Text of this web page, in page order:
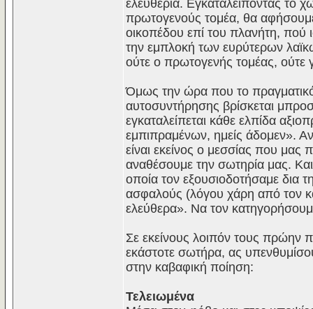
ελευθερία. Εγκαταλείποντας το
πρωτογενούς τομέα, θα
οικοπέδου επί του πλανήτη, πού
την εμπλοκή των ευρύτερων
ούτε ο πρωτογενής τομέας, ούτε
Όμως την ώρα που το
αυτοσυντήρησης βρίσκεται
εγκαταλείπεται κάθε ελπίδα
εμπιπραμένων, ημείς άδομεν».
είναι εκείνος ο μεσσίας που μας
αναθέσουμε την σωτηρία μας. Και
οποία τον εξουσιοδοτήσαμε δια
ασφαλούς (λόγου χάρη από τον
ελεύθερα». Να τον
Σε εκείνους λοιπόν τους πρώην
εκάστοτε σωτήρα, ας
στην καβαφική ποίηση:
Τελειωμένα